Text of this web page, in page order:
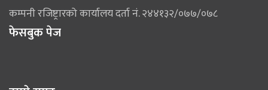
कम्पनी रजिष्ट्रारको कार्यालय दर्ता नं. २४४१३२/०७७/०७८
फेसबुक पेज